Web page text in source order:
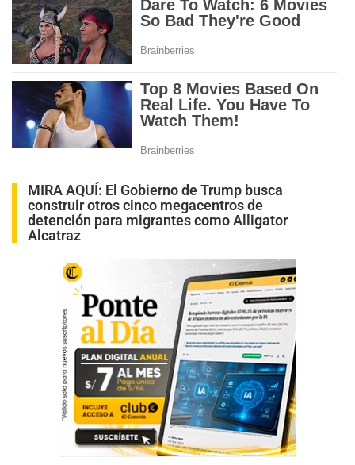
MIRA AQUÍ: El Gobierno de Trump busca
construir otros cinco megacentros de
detención para migrantes como Alligator
Alcatraz